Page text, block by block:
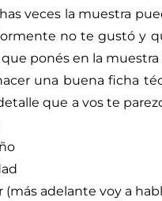
veces la muestra
no te gustó y
ponés en la muestra
una buena ficha
que a vos te
(más adelante voy a